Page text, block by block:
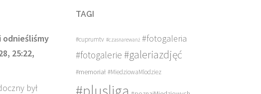
odnieśliśmy
25:22,
był
TAGI
#cuprumtv #czasnarewanż #fotogaleria
#fotogalerie #galeriazdjęć
#memoriał #MiedziowaMlodziez